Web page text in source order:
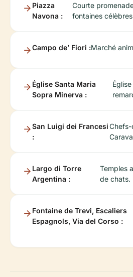
Piazza
Navona :
Courte
fontaines
Campo de’ Fiori :Marché
Église Santa Maria
Sopra Minerva :
San Luigi dei Francesi
:
Largo di Torre
Argentina :
Temples
de chats.
Fontaine de Trevi, Escaliers
Espagnols, Via del Corso :